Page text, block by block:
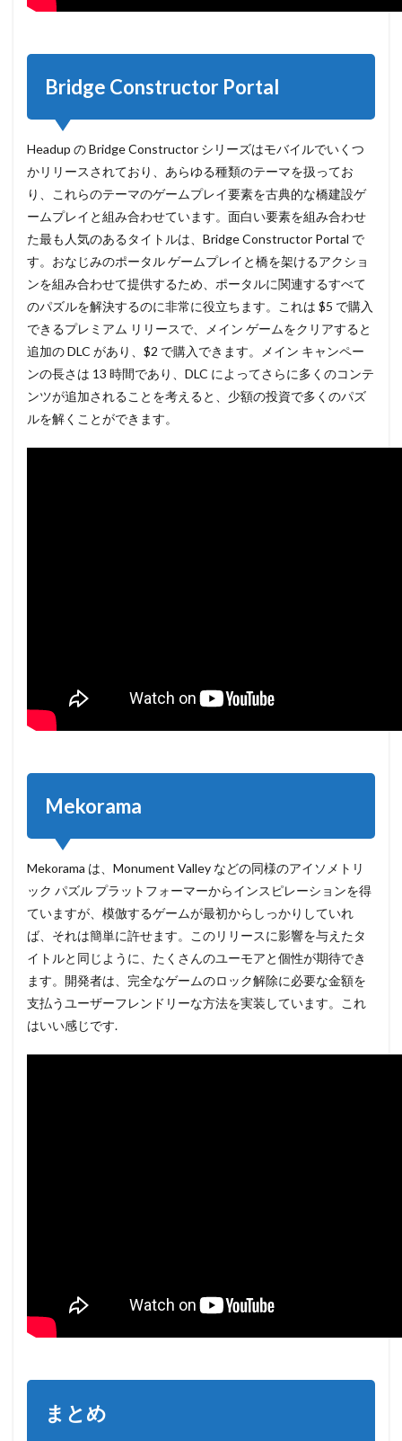
Bridge Constructor Portal
Headup の Bridge Constructor シリーズはモバイルでいくつ
かリリースされており、あらゆる種類のテーマを扱ってお
り、これらのテーマのゲームプレイ要素を古典的な橋建設ゲ
ームプレイと組み合わせています。面白い要素を組み合わせ
た最も人気のあるタイトルは、Bridge Constructor Portal で
す。おなじみのポータル ゲームプレイと橋を架けるアクショ
ンを組み合わせて提供するため、ポータルに関連するすべて
のパズルを解決するのに非常に役立ちます。これは $5 で購入
できるプレミアム リリースで、メイン ゲームをクリアすると
追加の DLC があり、$2 で購入できます。メイン キャンペー
ンの長さは 13 時間であり、DLC によってさらに多くのコンテ
ンツが追加されることを考えると、少額の投資で多くのパズ
ルを解くことができます。
Mekorama
Mekorama は、Monument Valley などの同様のアイソメトリ
ック パズル プラットフォーマーからインスピレーションを得
ていますが、模倣するゲームが最初からしっかりしていれ
ば、それは簡単に許せます。このリリースに影響を与えたタ
イトルと同じように、たくさんのユーモアと個性が期待でき
ます。開発者は、完全なゲームのロック解除に必要な金額を
支払うユーザーフレンドリーな方法を実装しています。これ
はいい感じです.
まとめ